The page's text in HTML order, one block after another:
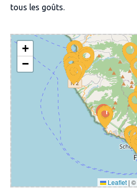
tous les goûts.
+
−
Leaflet | ©